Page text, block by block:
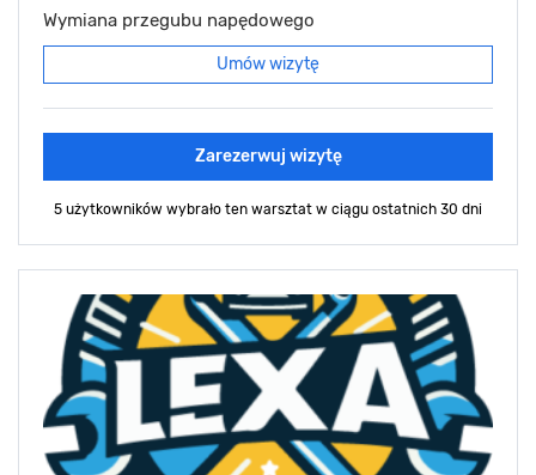
Wymiana przegubu napędowego
Umów wizytę
Zarezerwuj wizytę
5 użytkowników wybrało ten warsztat w ciągu ostatnich 30 dni